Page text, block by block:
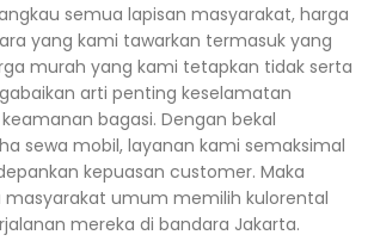
semua lapisan masyarakat, harga
yang kami tawarkan termasuk yang
murah yang kami tetapkan tidak serta
arti penting keselamatan
bagasi. Dengan bekal
sewa mobil, layanan kami semaksimal
kepuasan customer. Maka
masyarakat umum memilih kulorental
mereka di bandara Jakarta.